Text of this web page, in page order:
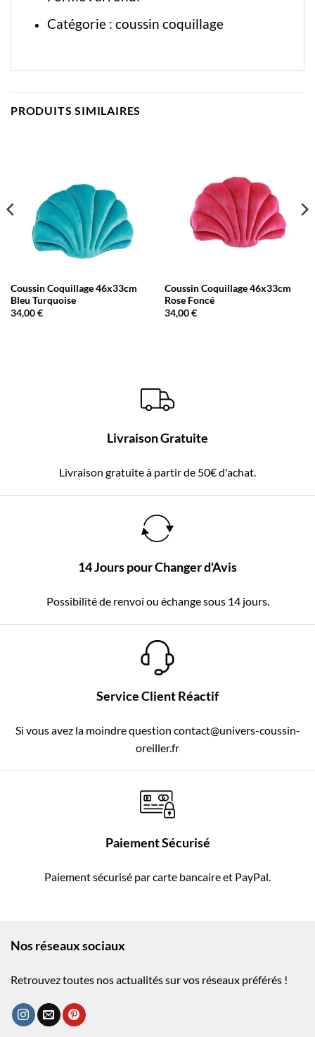
Catégorie : coussin coquillage
PRODUITS SIMILAIRES
Coussin Coquillage 46x33cm
Bleu Turquoise
34,00€
Coussin Coquillage 46x33cm
Rose Foncé
34,00€
Livraison Gratuite
Livraison gratuite à partir de 50€ d'achat.
14 Jours pour Changer d'Avis
Possibilité de renvoi ou échange sous 14 jours.
Service Client Réactif
Si vous avez la moindre question contact@univers-coussin-
oreiller.fr
Paiement Sécurisé
Paiement sécurisé par carte bancaire et PayPal.
Nos réseaux sociaux
Retrouvez toutes nos actualités sur vos réseaux préférés !